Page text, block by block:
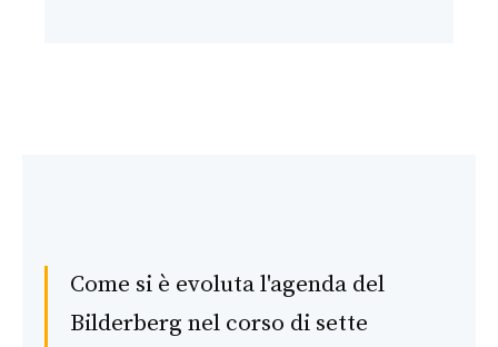
Come si è evoluta l'agenda del
Bilderberg nel corso di sette